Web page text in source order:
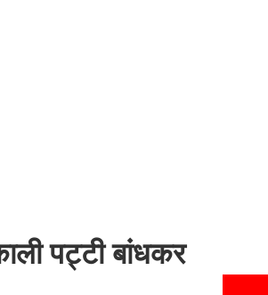
पट्टी बांधकर